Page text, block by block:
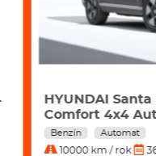
HYUNDAI Santa Fe
Comfort 4x4 Auto 7
Automat
10000 km / rok 36